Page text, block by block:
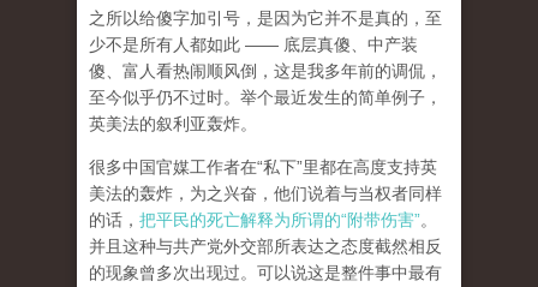
之所以给傻字加引号，是因为它并不是真的，至
少不是所有人都如此 —— 底层真傻、中产装
傻、富人看热闹顺风倒，这是我多年前的调侃，
至今似乎仍不过时。举个最近发生的简单例子，
英美法的叙利亚轰炸。
很多中国官媒工作者在“私下”里都在高度支持英
美法的轰炸，为之兴奋，他们说着与当权者同样
的话， 把平民的死亡解释为所谓的“附带伤害”。
并且这种与共产党外交部所表达之态度截然相反
的现象曾多次出现过。可以说这是整件事中最有